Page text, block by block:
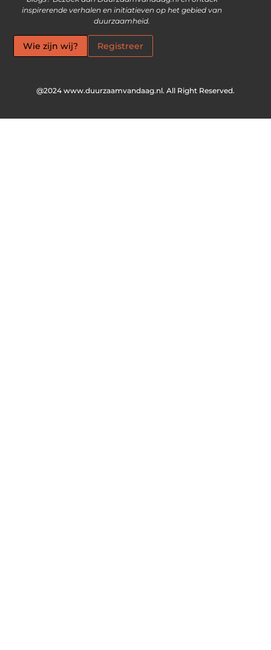
inspirerende verhalen en initiatieven op het gebied van
duurzaamheid.
Wie zijn wij? Registreer
@2024 www.duurzaamvandaag.nl. All Right Reserved.